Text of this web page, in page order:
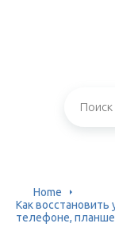
Home
Как
телефоне,